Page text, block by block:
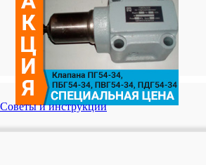
Советы и инструкции